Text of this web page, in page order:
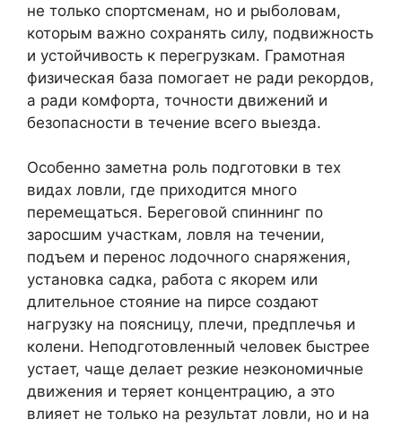
не только спортсменам, но и рыболовам,
которым важно сохранять силу, подвижность
и устойчивость к перегрузкам. Грамотная
физическая база помогает не ради рекордов,
а ради комфорта, точности движений и
безопасности в течение всего выезда.
Особенно заметна роль подготовки в тех
видах ловли, где приходится много
перемещаться. Береговой спиннинг по
заросшим участкам, ловля на течении,
подъем и перенос лодочного снаряжения,
установка садка, работа с якорем или
длительное стояние на пирсе создают
нагрузку на поясницу, плечи, предплечья и
колени. Неподготовленный человек быстрее
устает, чаще делает резкие неэкономичные
движения и теряет концентрацию, а это
влияет не только на результат ловли, но и на